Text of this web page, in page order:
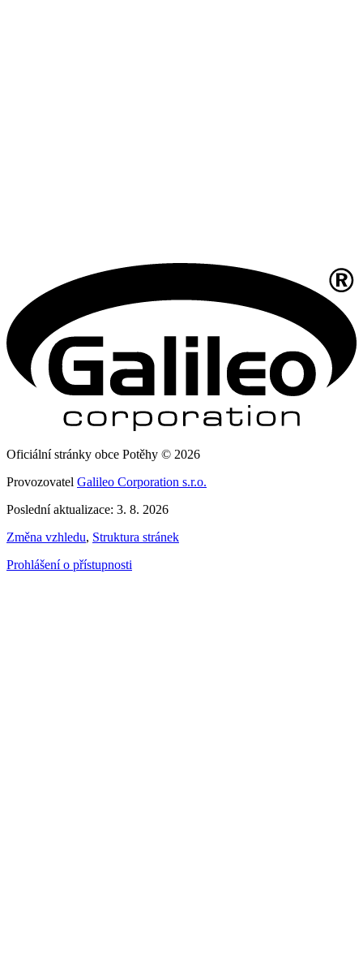
Oficiální stránky obce Potěhy © 2026
Provozovatel Galileo Corporation s.r.o.
Poslední aktualizace: 3. 8. 2026
Změna vzhledu, Struktura stránek
Prohlášení o přístupnosti